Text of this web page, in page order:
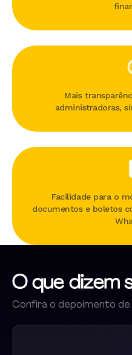
Mais
administradoras,
Facilidade para o
documentos e boletos
O que dizem
Confira o depoimento de